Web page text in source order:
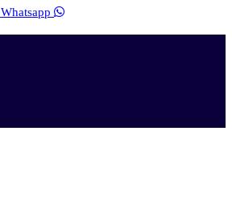
Whatsapp